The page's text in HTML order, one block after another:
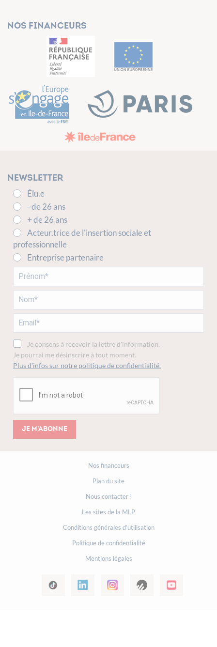
Nos financeurs
Newsletter
Élu.e
- de 26 ans
+ de 26 ans
Acteur.trice de l'insertion sociale et
professionnelle
Entreprise partenaire
Je consens à recevoir la lettre d'information.
Je pourrai me désinscrire à tout moment.
Plus d’infos sur notre politique de confidentialité.
Je m'abonne
Nos financeurs
Plan du site
Nous contacter !
Les sites de la MLP
Conditions générales d’utilisation
Politique de confidentialité
Mentions légales